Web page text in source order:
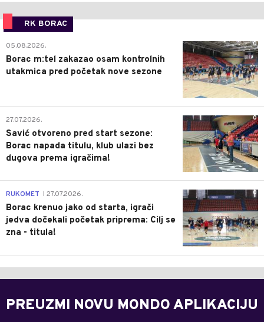
RK BORAC
0
05.08.2026.
Borac m:tel zakazao osam kontrolnih
utakmica pred početak nove sezone
0
27.07.2026.
Savić otvoreno pred start sezone:
Borac napada titulu, klub ulazi bez
dugova prema igračima!
0
RUKOMET 27.07.2026.
Borac krenuo jako od starta, igrači
jedva dočekali početak priprema: Cilj se
zna - titula!
PREUZMI NOVU MONDO APLIKACIJU